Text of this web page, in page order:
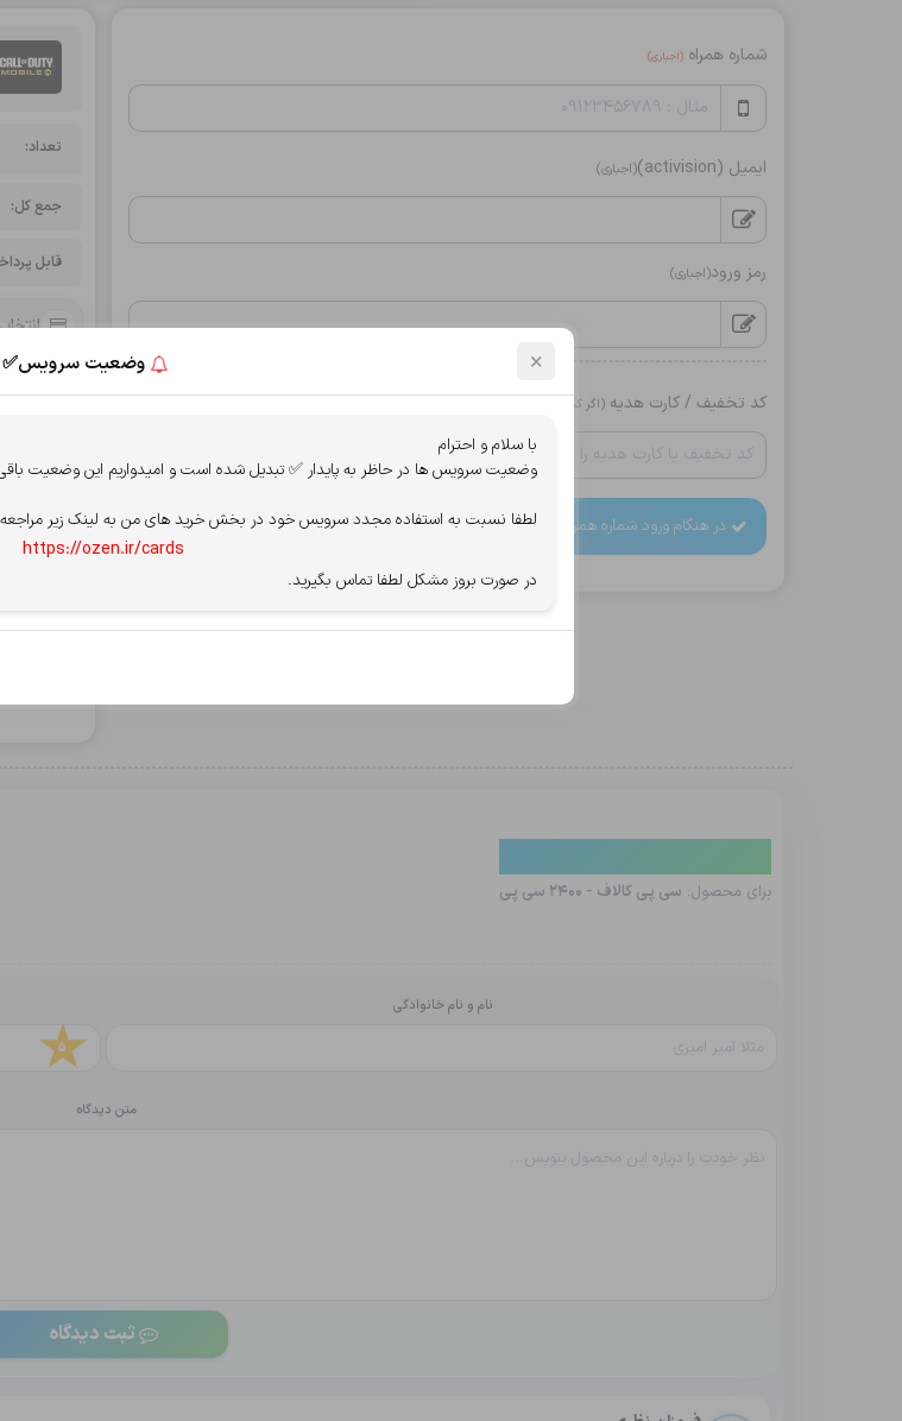
شماره همراه (اجباری)
ایمیل (activision) (اجباری)
رمز ورود(اجباری)
کد تخفیف / کارت هدیه (اگر کد دارید وارد کنید)
در هنگام ورود شماره همراه دقت کنید، اطلاعات خرید به آن ارسال می شود.
تعداد:
جمع کل:
قابل
قوانین
برای محصول: سی پی کالاف - 2400 سی پی
نام و نام خانوادگی
5
متن دیدگاه
ثبت دیدگاه
× وضعیت سرویس✅
با سلام و احترام
وضعیت سرویس ها در حاظر به پایدار ✅ تبدیل شده است و امیدواریم این وضعیت
لطفا نسبت به استفاده مجدد سرویس خود در بخش خرید های من به لینک زیر مراجعه
https://ozen.ir/cards
در صورت بروز مشکل لطفا تماس بگیرید.